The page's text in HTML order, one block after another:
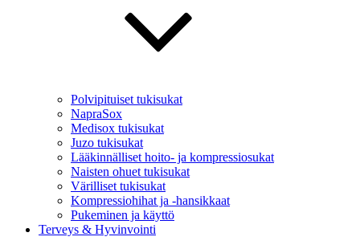
Polvipituiset tukisukat
NapraSox
Medisox tukisukat
Juzo tukisukat
Lääkinnälliset hoito- ja kompressiosukat
Naisten ohuet tukisukat
Värilliset tukisukat
Kompressiohihat ja -hansikkaat
Pukeminen ja käyttö
Terveys & Hyvinvointi